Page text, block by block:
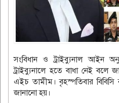
সংবিধান ও ট্রাইব্যুনাল আইন
ট্রাইব্যুনালে হতে বাধা নেই বলে
এইচ তামীম। বৃহস্পতিবার
জানানো হয়।